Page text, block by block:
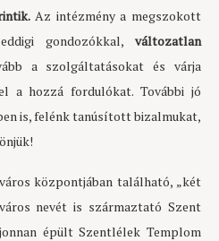
Az intézmény a megszokott
gondozókkal, változatlan
a szolgáltatásokat és várja
a hozzá fordulókat. További jó
is, felénk tanúsított bizalmukat,
központjában található, „két
nevét is származtató Szent
épült Szentlélek Templom